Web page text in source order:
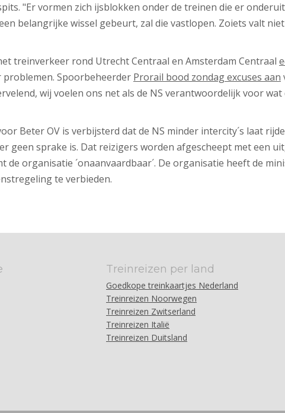
"Er vormen zich ijsblokken onder de treinen die er
belangrijke wissel gebeurt, zal die vastlopen. Zoiets valt
treinverkeer rond Utrecht Centraal en Amsterdam Centraal
problemen. Spoorbeheerder Prorail bood zondag excuses aan
wij voelen ons net als de NS verantwoordelijk voor wat
Beter OV is verbijsterd dat de NS minder intercity´s laat
geen sprake is. Dat reizigers worden afgescheept met een
de organisatie ´onaanvaardbaar´. De organisatie heeft de
te verbieden.
Treinreizen per land
Goedkope treinkaartjes Nederland
Treinreizen Noorwegen
Treinreizen Zwitserland
Treinreizen Italië
Treinreizen Duitsland